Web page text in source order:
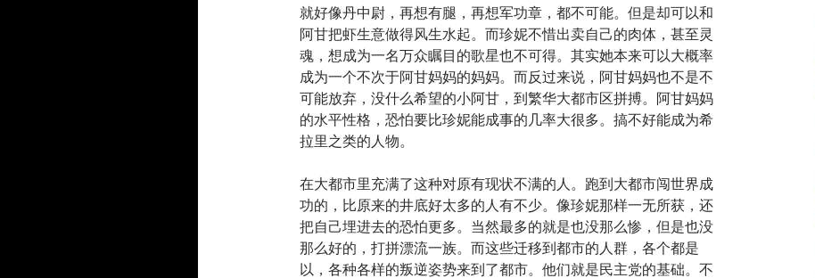
就好像丹中尉，再想有腿，再想军功章，都不可能。但是却可以和
阿甘把虾生意做得风生水起。而珍妮不惜出卖自己的肉体，甚至灵
魂，想成为一名万众瞩目的歌星也不可得。其实她本来可以大概率
成为一个不次于阿甘妈妈的妈妈。而反过来说，阿甘妈妈也不是不
可能放弃，没什么希望的小阿甘，到繁华大都市区拼搏。阿甘妈妈
的水平性格，恐怕要比珍妮能成事的几率大很多。搞不好能成为希
拉里之类的人物。
在大都市里充满了这种对原有现状不满的人。跑到大都市闯世界成
功的，比原来的井底好太多的人有不少。像珍妮那样一无所获，还
把自己埋进去的恐怕更多。当然最多的就是也没那么惨，但是也没
那么好的，打拼漂流一族。而这些迁移到都市的人群，各个都是
以，各种各样的叛逆姿势来到了都市。他们就是民主党的基础。不